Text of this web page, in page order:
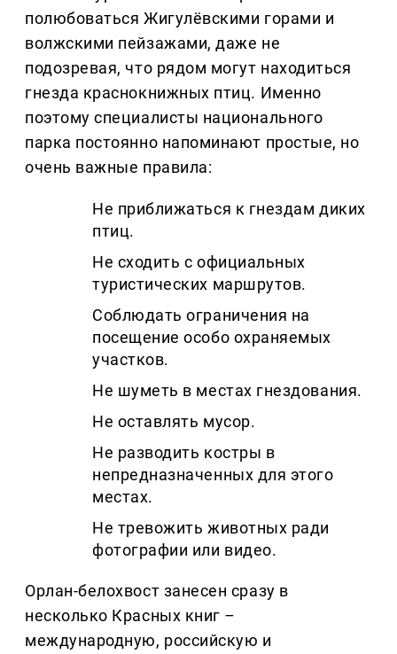
полюбоваться Жигулёвскими горами и
волжскими пейзажами, даже не
подозревая, что рядом могут находиться
гнезда краснокнижных птиц. Именно
поэтому специалисты национального
парка постоянно напоминают простые, но
очень важные правила:
Не приближаться к гнездам диких
птиц.
Не сходить с официальных
туристических маршрутов.
Соблюдать ограничения на
посещение особо охраняемых
участков.
Не шуметь в местах гнездования.
Не оставлять мусор.
Не разводить костры в
непредназначенных для этого
местах.
Не тревожить животных ради
фотографии или видео.
Орлан-белохвост занесен сразу в
несколько Красных книг –
международную, российскую и